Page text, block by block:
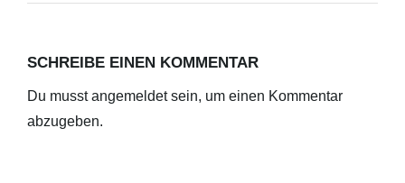
SCHREIBE EINEN KOMMENTAR
Du musstangemeldetsein, um einen Kommentar
abzugeben.